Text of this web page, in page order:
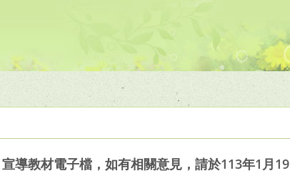
導教材電子檔，如有相關意見，請於113年1月19